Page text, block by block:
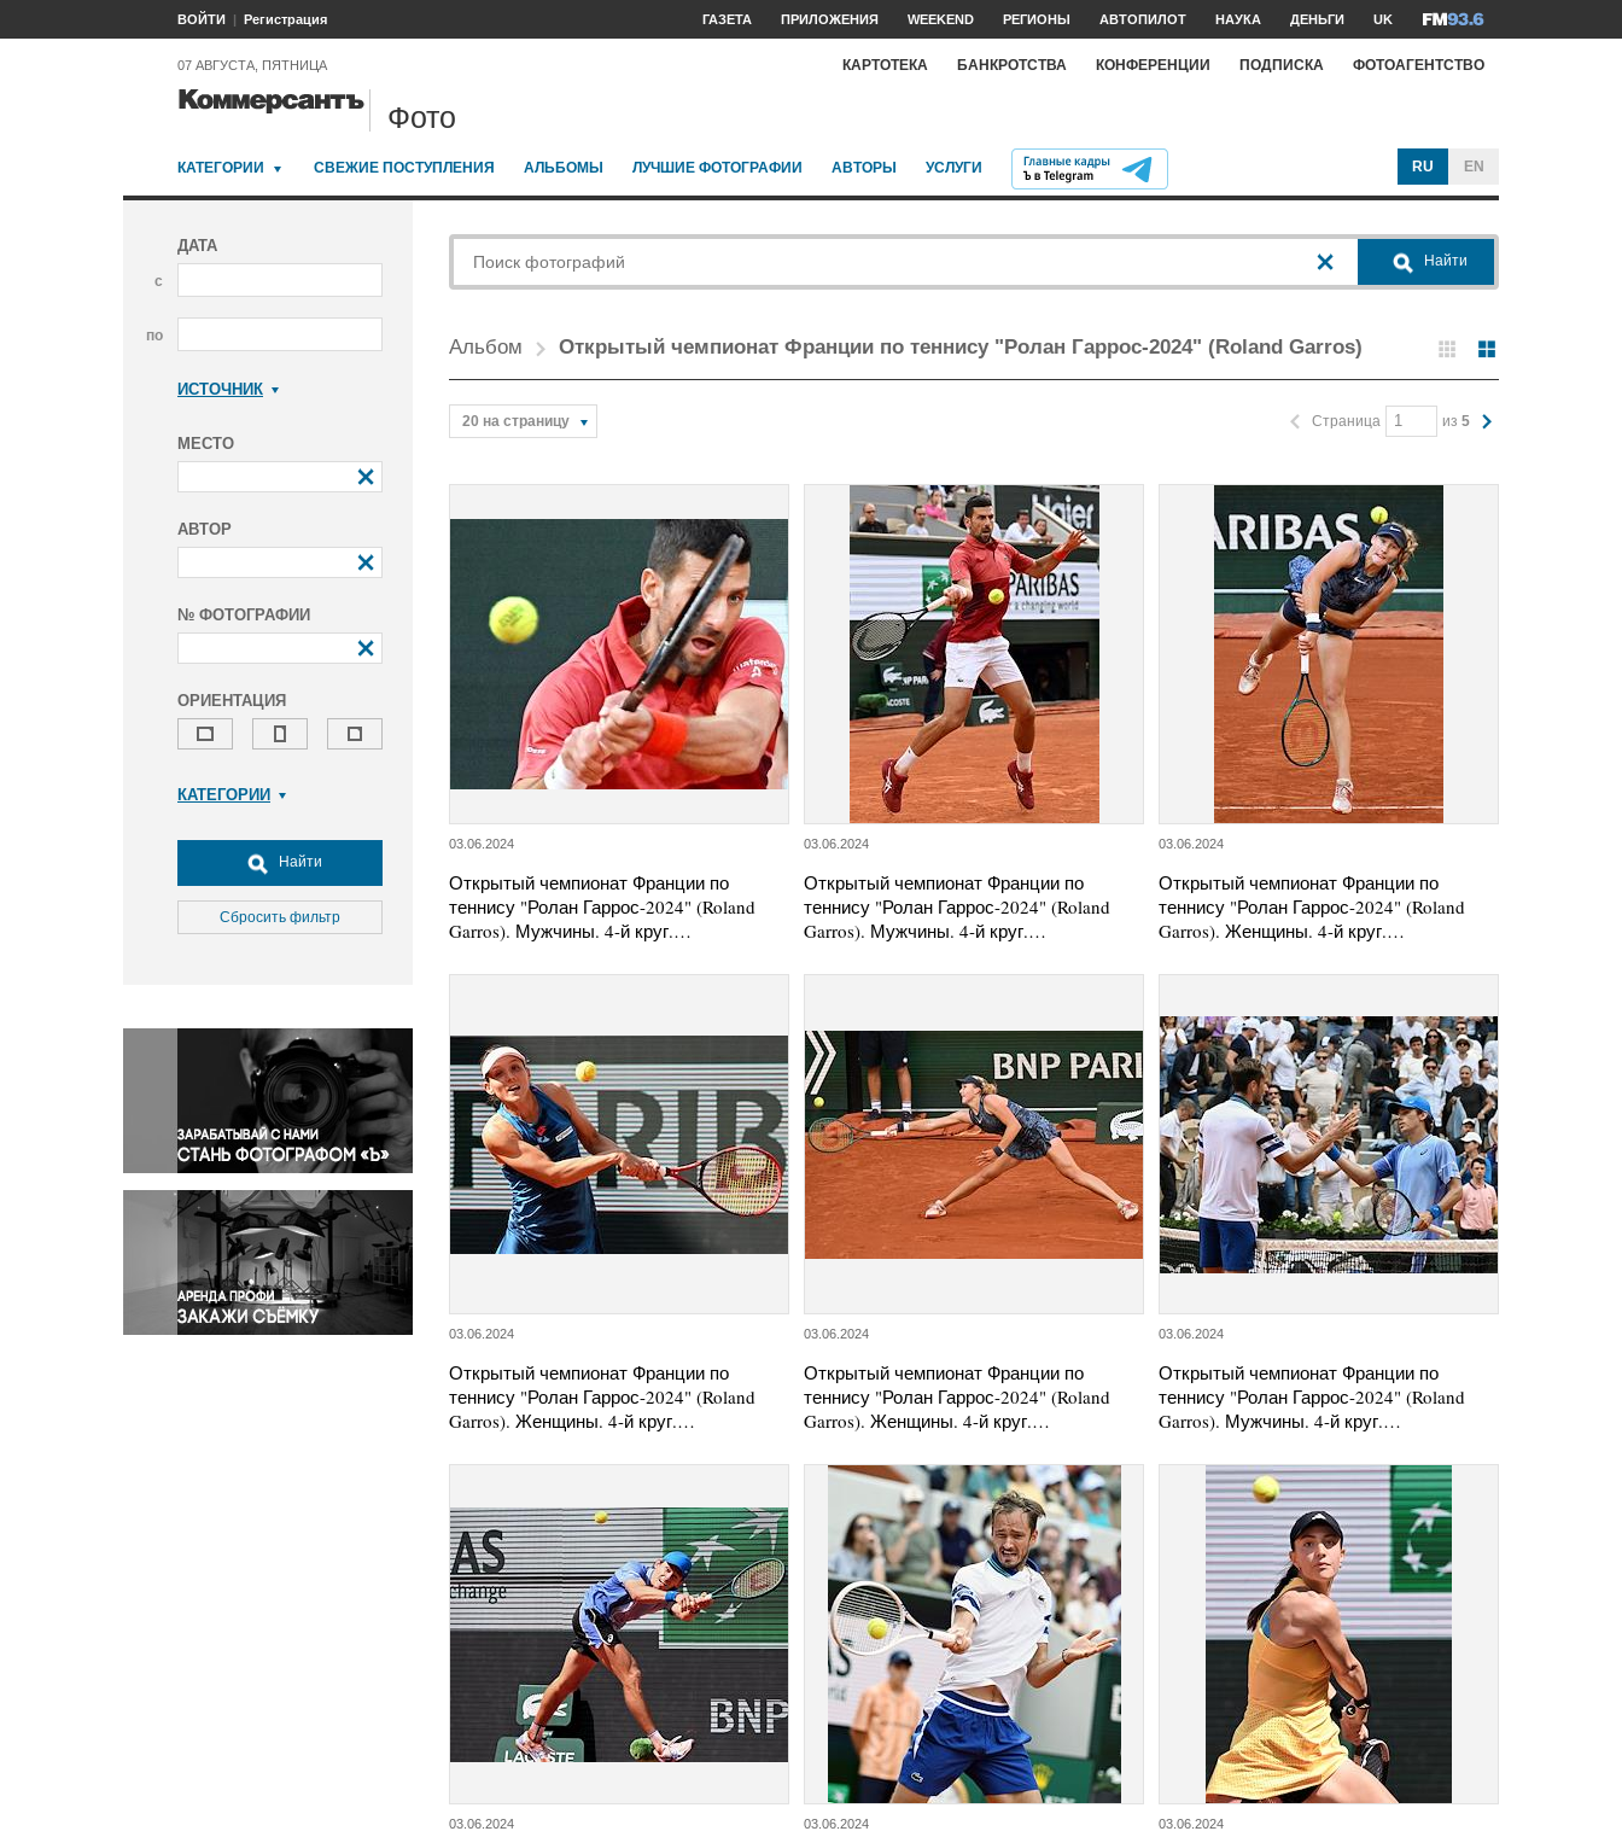
ВОЙТИ Регистрация ГАЗЕТА ПРИЛОЖЕНИЯ WEEKEND РЕГИОНЫ АВТОПИЛОТ НАУКА ДЕНЬГИ UK
07 АВГУСТА, ПЯТНИЦА КАРТОТЕКА БАНКРОТСТВА КОНФЕРЕНЦИИ ПОДПИСКА ФОТОАГЕНТСТВО
Фото
КАТЕГОРИИ СВЕЖИЕ ПОСТУПЛЕНИЯ АЛЬБОМЫ ЛУЧШИЕ ФОТОГРАФИИ АВТОРЫ УСЛУГИ RU EN
ДАТА
с
по
ИСТОЧНИК
МЕСТО
АВТОР
№ ФОТОГРАФИИ
ОРИЕНТАЦИЯ
КАТЕГОРИИ
Досуг, туризм и отдых
Культура
Медицина
Окружающая среда
Политика
Правосудие
Происшествия и конфликты
Религия
Светская жизнь
Спорт
Экология
Экономика и бизнес
Найти
Сбросить фильтр
Найти
Альбом Открытый чемпионат Франции по теннису "Ролан Гаррос-2024" (Roland Garros)
20 на страницу Страница из 5
03.06.2024
Открытый чемпионат Франции по
теннису "Ролан Гаррос-2024" (Roland
Garros). Мужчины. 4-й круг.…
03.06.2024
Открытый чемпионат Франции по
теннису "Ролан Гаррос-2024" (Roland
Garros). Мужчины. 4-й круг.…
03.06.2024
Открытый чемпионат Франции по
теннису "Ролан Гаррос-2024" (Roland
Garros). Женщины. 4-й круг.…
03.06.2024
Открытый чемпионат Франции по
теннису "Ролан Гаррос-2024" (Roland
Garros). Женщины. 4-й круг.…
03.06.2024
Открытый чемпионат Франции по
теннису "Ролан Гаррос-2024" (Roland
Garros). Женщины. 4-й круг.…
03.06.2024
Открытый чемпионат Франции по
теннису "Ролан Гаррос-2024" (Roland
Garros). Мужчины. 4-й круг.…
03.06.2024 03.06.2024 03.06.2024